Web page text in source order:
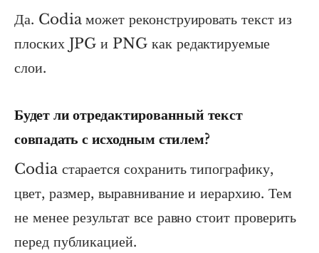
Да. Codia может реконструировать текст из
плоских JPG и PNG как редактируемые
слои.
Будет ли отредактированный текст
совпадать с исходным стилем?
Codia старается сохранить типографику,
цвет, размер, выравнивание и иерархию. Тем
не менее результат все равно стоит проверить
перед публикацией.